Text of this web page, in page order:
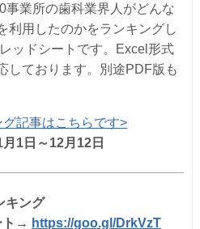
事業所の歯科業界人がどんな
利用したのかをランキングし
ッドシートです。Excel形式
しております。別途PDF版も
記事はこちらです>
1日～12月12日
キング
ト→ https://goo.gl/DrkVzT